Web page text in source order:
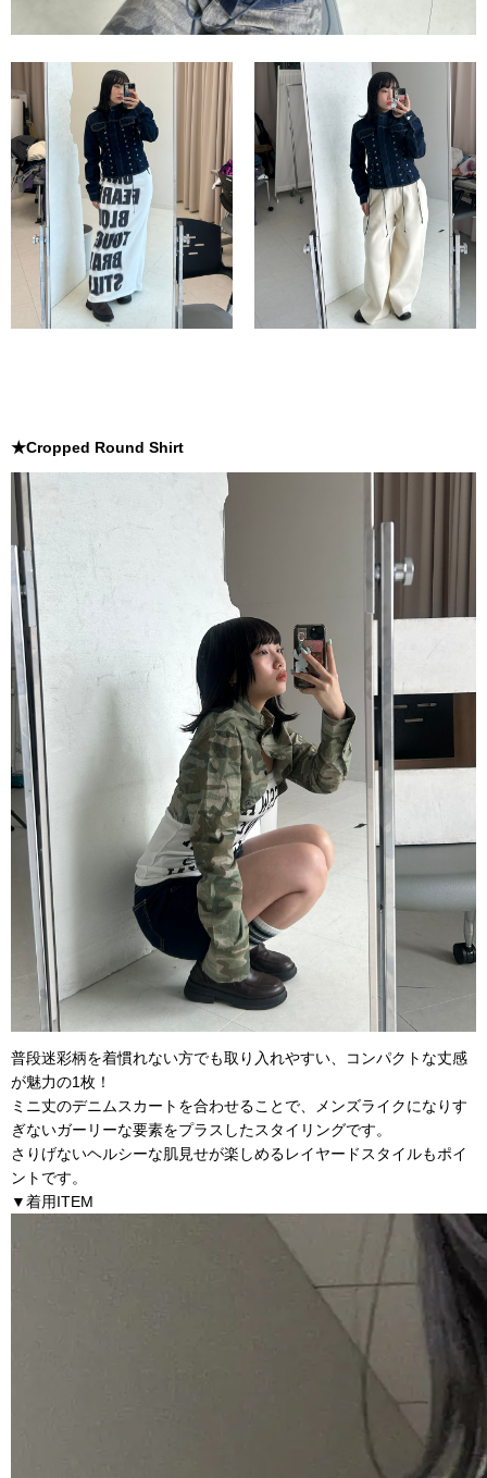
★Cropped Round Shirt
普段迷彩柄を着慣れない方でも取り入れやすい、コンパクトな丈感
が魅力の1枚！
ミニ丈のデニムスカートを合わせることで、メンズライクになりす
ぎないガーリーな要素をプラスしたスタイリングです。
さりげないヘルシーな肌見せが楽しめるレイヤードスタイルもポイ
ントです。
▼着用ITEM